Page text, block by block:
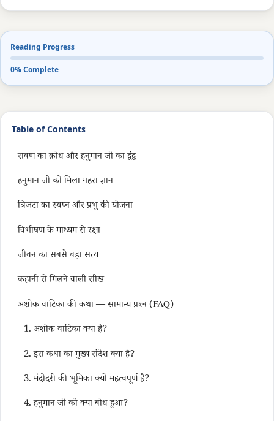
Reading Progress
0% Complete
Table of Contents
रावण का क्रोध और हनुमान जी का द्वंद्व
हनुमान जी को मिला गहरा ज्ञान
त्रिजटा का स्वप्न और प्रभु की योजना
विभीषण के माध्यम से रक्षा
जीवन का सबसे बड़ा सत्य
कहानी से मिलने वाली सीख
अशोक वाटिका की कथा — सामान्य प्रश्न (FAQ)
1. अशोक वाटिका क्या है?
2. इस कथा का मुख्य संदेश क्या है?
3. मंदोदरी की भूमिका क्यों महत्वपूर्ण है?
4. हनुमान जी को क्या बोध हुआ?